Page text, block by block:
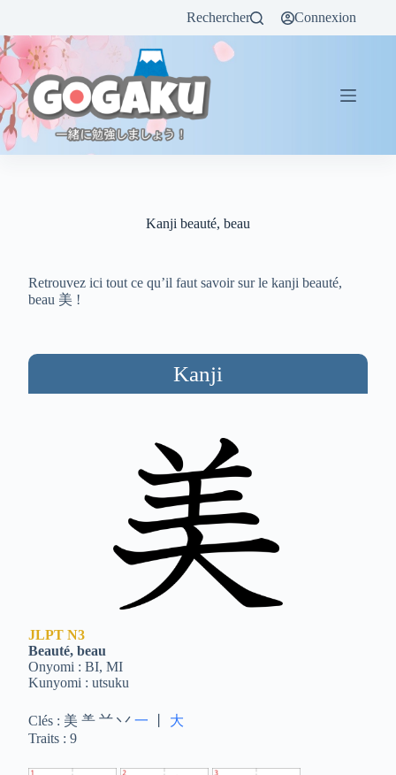
Rechercher Connexion
Kanji beauté, beau
Retrouvez ici tout ce qu’il faut savoir sur le kanji beauté,
beau 美 !
Kanji
JLPT N3
Beauté, beau
Onyomi : BI, MI
Kunyomi : utsuku
Clés : 美 ⺷ 䒑 丷一
大
Traits : 9